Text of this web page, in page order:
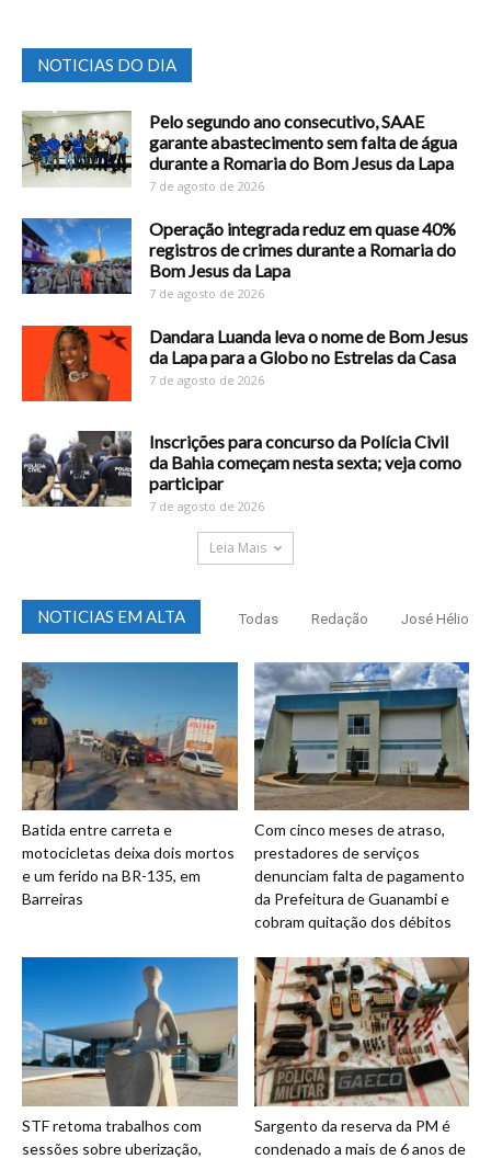
NOTICIAS DO DIA
Pelo segundo ano consecutivo, SAAE
garante abastecimento sem falta de água
durante a Romaria do Bom Jesus da Lapa
7 de agosto de 2026
Operação integrada reduz em quase 40%
registros de crimes durante a Romaria do
Bom Jesus da Lapa
7 de agosto de 2026
Dandara Luanda leva o nome de Bom Jesus
da Lapa para a Globo no Estrelas da Casa
7 de agosto de 2026
Inscrições para concurso da Polícia Civil
da Bahia começam nesta sexta; veja como
participar
7 de agosto de 2026
Leia Mais
NOTICIAS EM ALTA Todas Redação José Hélio
Batida entre carreta e
motocicletas deixa dois mortos
e um ferido na BR-135, em
Barreiras
Com cinco meses de atraso,
prestadores de serviços
denunciam falta de pagamento
da Prefeitura de Guanambi e
cobram quitação dos débitos
STF retoma trabalhos com
sessões sobre uberização,
Sargento da reserva da PM é
condenado a mais de 6 anos de